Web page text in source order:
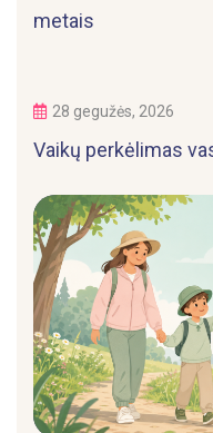
metais
28 gegužės, 2026
Vaikų perkėlimas